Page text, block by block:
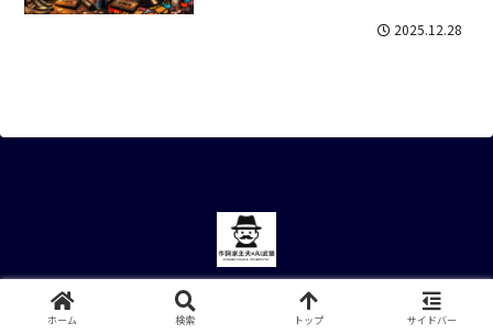
2025.12.28
© 2025 作詞家主夫×AI武装.
ホーム 検索 トップ サイドバー